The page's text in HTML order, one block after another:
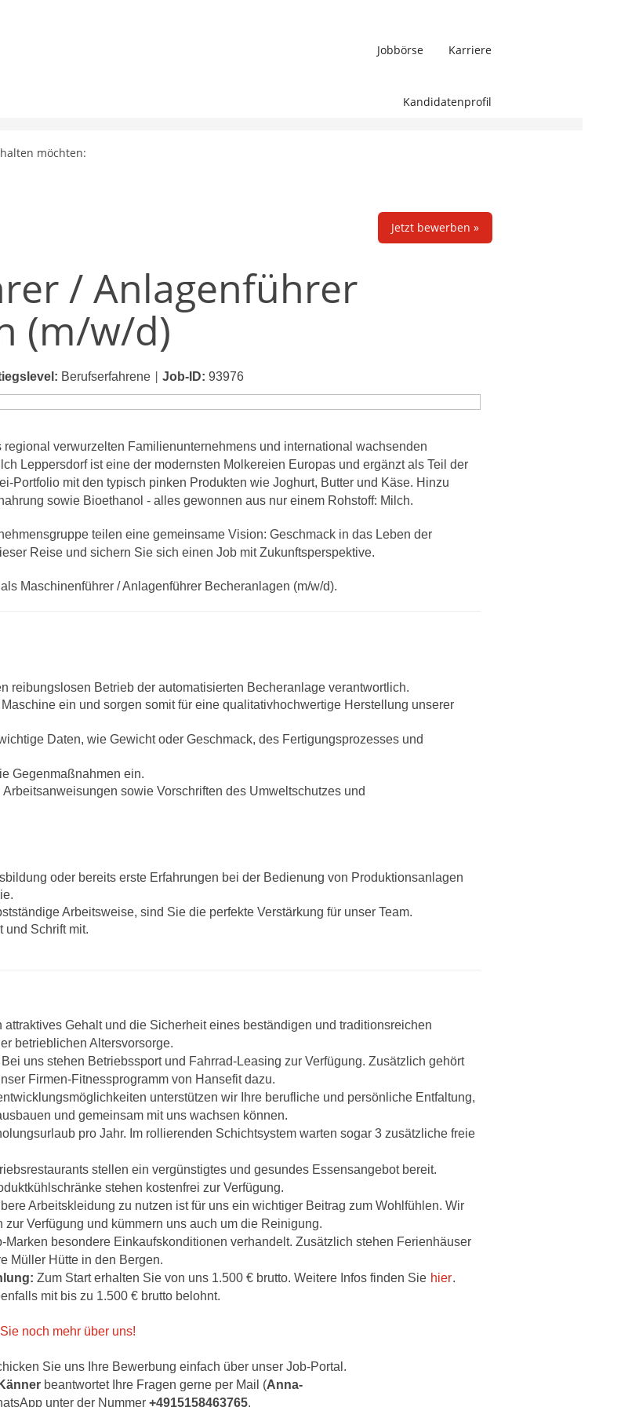
Jobbörse Karriere
Kandidatenprofil
möchten:
Jetzt bewerben »
/ Anlagenführer
(m/w/d)
Berufserfahrene Job-ID: 93976
verwurzelten Familienunternehmens und international wachsenden
Leppersdorf ist eine der modernsten Molkereien Europas und ergänzt als Teil der
Portfolio mit den typisch pinken Produkten wie Joghurt, Butter und Käse. Hinzu
sowie Bioethanol - alles gewonnen aus nur einem Rohstoff: Milch.
teilen eine gemeinsame Vision: Geschmack in das Leben der
Reise und sichern Sie sich einen Job mit Zukunftsperspektive.
Maschinenführer / Anlagenführer Becheranlagen (m/w/d).
reibungslosen Betrieb der automatisierten Becheranlage verantwortlich.
ein und sorgen somit für eine qualitativhochwertige Herstellung unserer
Daten, wie Gewicht oder Geschmack, des Fertigungsprozesses und
Gegenmaßnahmen ein.
sowie Vorschriften des Umweltschutzes und
oder bereits erste Erfahrungen bei der Bedienung von Produktionsanlagen
Arbeitsweise, sind Sie die perfekte Verstärkung für unser Team.
und Schrift mit.
attraktives Gehalt und die Sicherheit eines beständigen und traditionsreichen
betrieblichen Altersvorsorge.
Bei uns stehen Betriebssport und Fahrrad-Leasing zur Verfügung. Zusätzlich gehört
Firmen-Fitnessprogramm von Hansefit dazu.
unterstützen wir Ihre berufliche und persönliche Entfaltung,
und gemeinsam mit uns wachsen können.
pro Jahr. Im rollierenden Schichtsystem warten sogar 3 zusätzliche freie
stellen ein vergünstigtes und gesundes Essensangebot bereit.
stehen kostenfrei zur Verfügung.
Arbeitskleidung zu nutzen ist für uns ein wichtiger Beitrag zum Wohlfühlen. Wir
Verfügung und kümmern uns auch um die Reinigung.
Marken besondere Einkaufskonditionen verhandelt. Zusätzlich stehen Ferienhäuser
Müller Hütte in den Bergen.
Zum Start erhalten Sie von uns 1.500 € brutto. Weitere Infos finden Sie hier.
mit bis zu 1.500 € brutto belohnt.
noch mehr über uns!
Sie uns Ihre Bewerbung einfach über unser Job-Portal.
beantwortet Ihre Fragen gerne per Mail (Anna-
unter der Nummer +4915158463765.